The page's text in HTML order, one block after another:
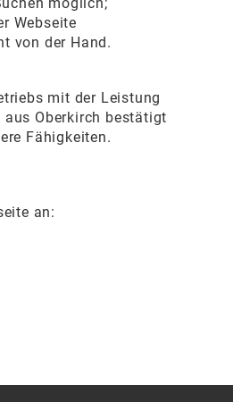
Webseite
von der Hand.
mit der Leistung
Oberkirch bestätigt
Fähigkeiten.
an: